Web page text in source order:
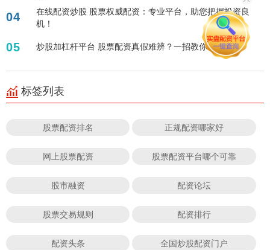
04
在线配资炒股 股票权威配资：专业平台，助您把握投资良
机！
05 炒股加杠杆平台 股票配资真假难辨？一招教你识破！
标签列表
股票配资排名 正规配资哪家好
网上股票配资 股票配资平台哪个可靠
股市融资 配资论坛
股票交易规则 配资排行
配资头条 全国炒股配资门户